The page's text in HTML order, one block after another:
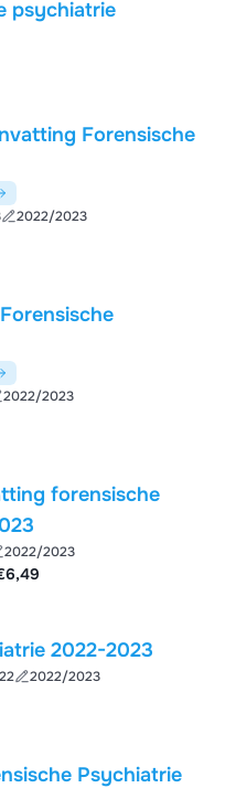
psychiatrie
Forensische
2022/2023
2022/2023
forensische
2022/2023
2022-2023
2022/2023
Forensische Psychiatrie